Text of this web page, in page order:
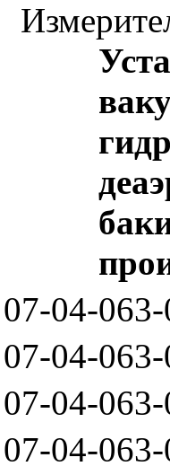
07-04-063-
07-04-063-
07-04-063-
07-04-